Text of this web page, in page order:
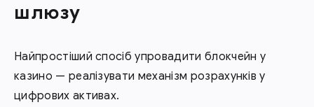
шлюзу
Найпростіший спосіб упровадити блокчейн у
казино — реалізувати механізм розрахунків у
цифрових активах.